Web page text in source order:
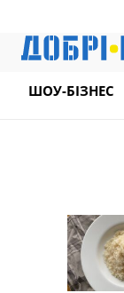
ШОУ-БІЗНЕС